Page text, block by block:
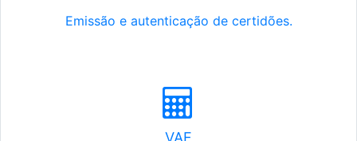
Emissão e autenticação de certidões.
VAF